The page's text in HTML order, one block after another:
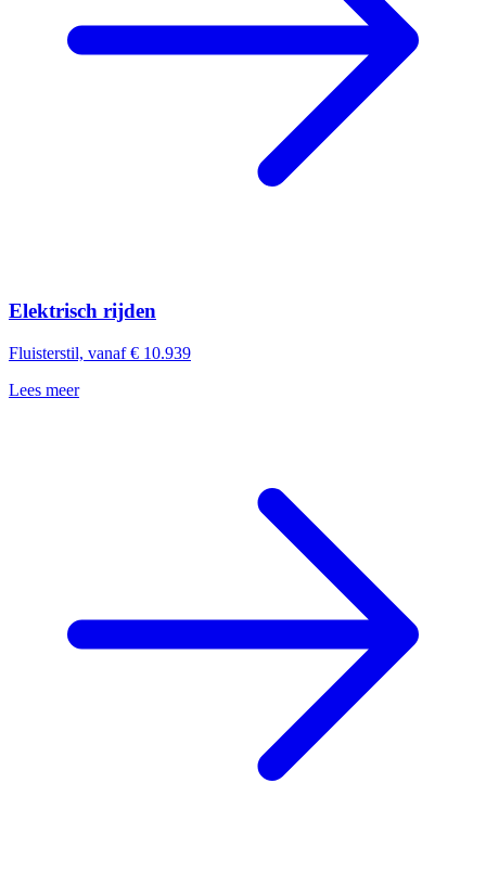
Elektrisch rijden
Fluisterstil, vanaf € 10.939
Lees meer